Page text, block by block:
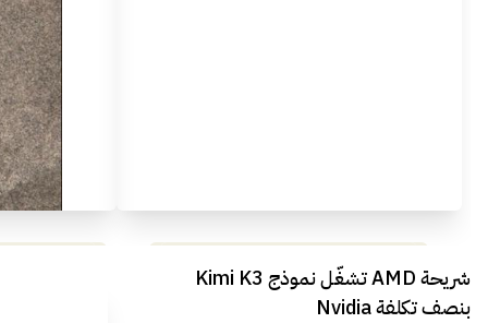
مراجعة شاملة لعملاق الألعاب
الجديد REDMAGIC 11 AIR
شريحة AMD تشغّل نموذج Kimi K3
بنصف تكلفة Nvidia